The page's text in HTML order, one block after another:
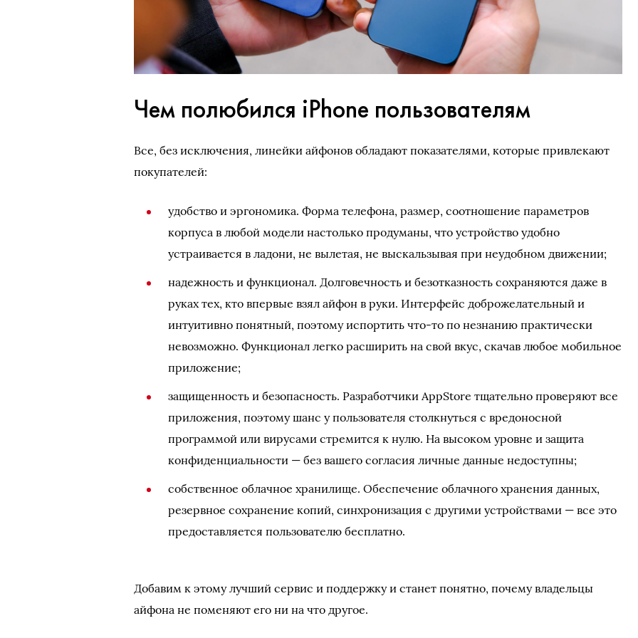
Чем полюбился iPhone пользователям
Все, без исключения, линейки айфонов обладают показателями, которые привлекают
покупателей:
удобство и эргономика. Форма телефона, размер, соотношение параметров
корпуса в любой модели настолько продуманы, что устройство удобно
устраивается в ладони, не вылетая, не выскальзывая при неудобном движении;
надежность и функционал. Долговечность и безотказность сохраняются даже в
руках тех, кто впервые взял айфон в руки. Интерфейс доброжелательный и
интуитивно понятный, поэтому испортить что-то по незнанию практически
невозможно. Функционал легко расширить на свой вкус, скачав любое мобильное
приложение;
защищенность и безопасность. Разработчики AppStore тщательно проверяют все
приложения, поэтому шанс у пользователя столкнуться с вредоносной
программой или вирусами стремится к нулю. На высоком уровне и защита
конфиденциальности — без вашего согласия личные данные недоступны;
собственное облачное хранилище. Обеспечение облачного хранения данных,
резервное сохранение копий, синхронизация с другими устройствами — все это
предоставляется пользователю бесплатно.
Добавим к этому лучший сервис и поддержку и станет понятно, почему владельцы
айфона не поменяют его ни на что другое.